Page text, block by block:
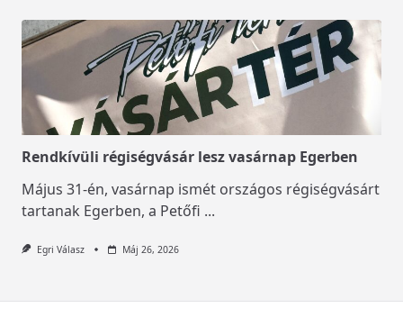
Rendkívüli régiségvásár lesz vasárnap Egerben
Május 31-én, vasárnap ismét országos régiségvásárt
tartanak Egerben, a Petőfi ...
Egri Válasz Máj 26, 2026